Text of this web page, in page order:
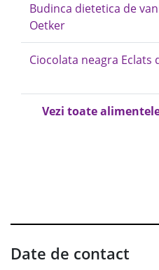
Budinca dietetica de
Oetker
Ciocolata neagra Eclats
Vezi toate
Date de contact